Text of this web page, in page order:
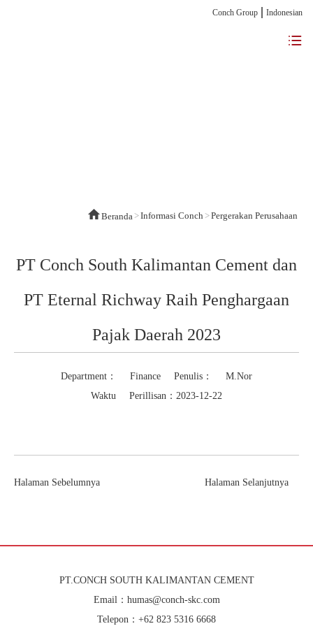
Conch Group Indonesian
Beranda >Informasi Conch >Pergerakan Perusahaan
PT Conch South Kalimantan Cement dan
PT Eternal Richway Raih Penghargaan
Pajak Daerah 2023
Department： Finance Penulis： M.Nor
Waktu Perillisan：2023-12-22
Halaman Sebelumnya Halaman Selanjutnya
PT.CONCH SOUTH KALIMANTAN CEMENT
Email：humas@conch-skc.com
Telepon：+62 823 5316 6668